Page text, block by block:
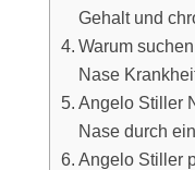
Gehalt und
Warum
Nase
Angelo Stiller
Nase durch
Angelo Stiller